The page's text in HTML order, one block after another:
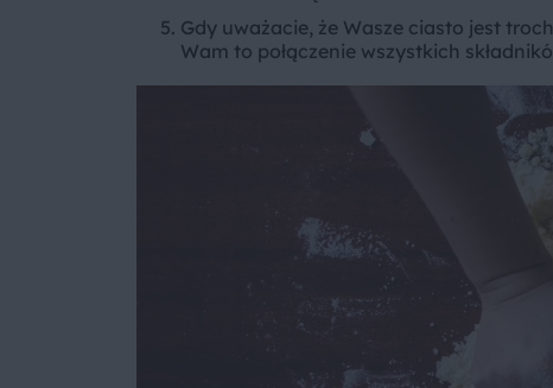
Gdy uważacie, że Wasze ciasto jest
Wam to połączenie wszystkich